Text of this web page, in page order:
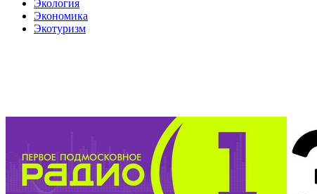
Экология
Экономика
Экотуризм